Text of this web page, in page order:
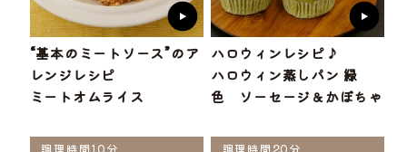
“基本のミートソース”のア
レンジレシピ
ミートオムライス
ハロウィンレシピ♪
ハロウィン蒸しパン 緑
色 ソーセージ＆かぼちゃ